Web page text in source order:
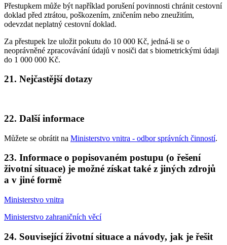
Přestupkem může být například porušení povinnosti chránit cestovní
doklad před ztrátou, poškozením, zničením nebo zneužitím,
odevzdat neplatný cestovní doklad.
Za přestupek lze uložit pokutu do 10 000 Kč, jedná-li se o
neoprávněné zpracovávání údajů v nosiči dat s biometrickými údaji
do 1 000 000 Kč.
21. Nejčastější dotazy
22. Další informace
Můžete se obrátit na Ministerstvo vnitra - odbor správních činností.
23. Informace o popisovaném postupu (o řešení
životní situace) je možné získat také z jiných zdrojů
a v jiné formě
Ministerstvo vnitra
Ministerstvo zahraničních věcí
24. Související životní situace a návody, jak je řešit